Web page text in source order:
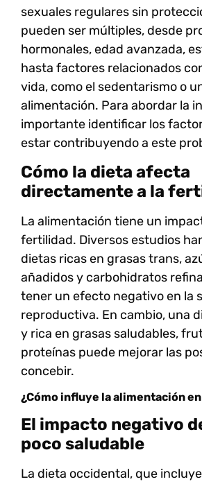
sexuales regulares sin
pueden ser múltiples, desde
hormonales, edad avanzada,
hasta factores relacionados
vida, como el sedentarismo o
alimentación. Para abordar la
importante identificar los
estar contribuyendo a este
Cómo la dieta afecta
directamente a la
La alimentación tiene un
fertilidad. Diversos estudios
dietas ricas en grasas trans,
añadidosy carbohidratos
tener un efecto negativo en la
reproductiva. En cambio, una
y rica en grasas saludables,
proteínas puede mejorar las
concebir.
¿Cómo influye la alimentación
El impacto negativo
poco saludable
La dieta occidental, que